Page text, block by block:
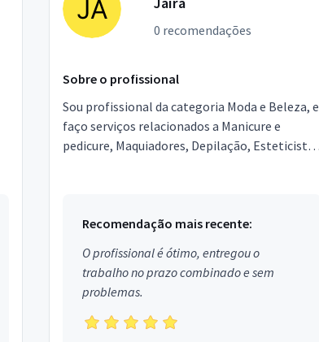
0 recomendações
Sobre o profissional
Sou profissional da categoria Moda e Beleza, e
faço serviços relacionados a Manicure e
pedicure, Maquiadores, Depilação, Esteticista,
Recomendação mais recente:
O profissional é ótimo, entregou o
trabalho no prazo combinado e sem
problemas.